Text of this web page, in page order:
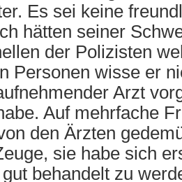
Es sei keine
hätten seiner
der Polizisten
Personen wisse er
Arzt
Auf mehrfache
den Ärzten
sie habe sich
behandelt zu